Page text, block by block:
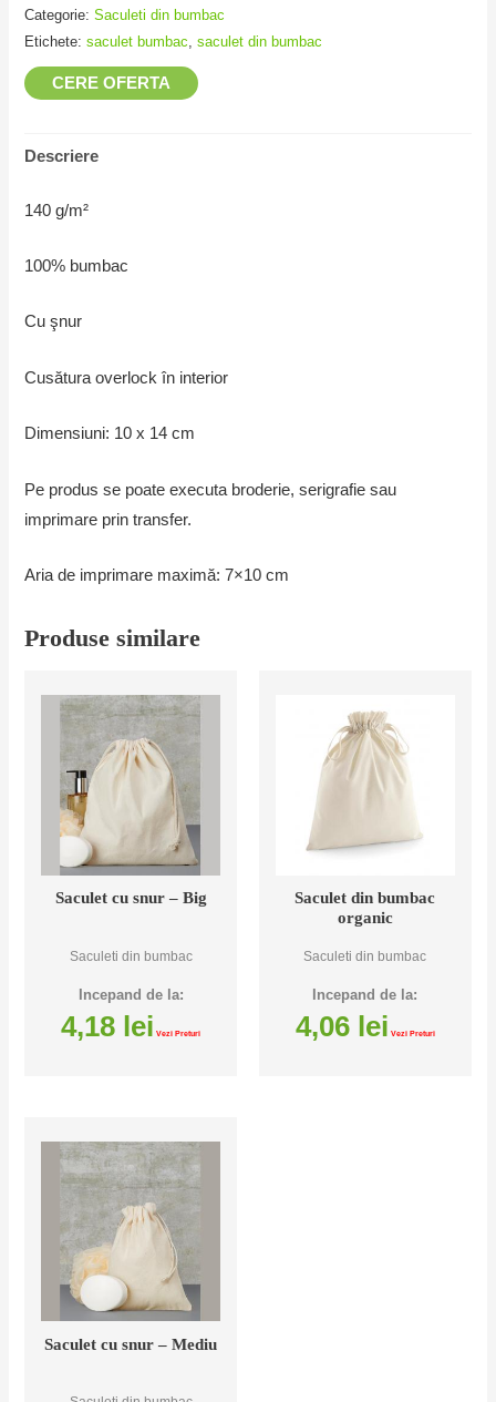
Categorie:Saculeti din bumbac
Etichete:saculet bumbac ,saculet din bumbac
CERE OFERTA
Descriere
140 g/m²
100% bumbac
Cu şnur
Cusătura overlock în interior
Dimensiuni: 10 x 14 cm
Pe produs se poate executa broderie, serigrafie sau
imprimare prin transfer.
Aria de imprimare maximă: 7×10 cm
Produse similare
Saculet cu snur – Big
Saculeti din bumbac
Incepand de la:
4,18 lei Vezi Preturi
Saculet din bumbac
organic
Saculeti din bumbac
Incepand de la:
4,06 lei Vezi Preturi
Saculet cu snur – Mediu